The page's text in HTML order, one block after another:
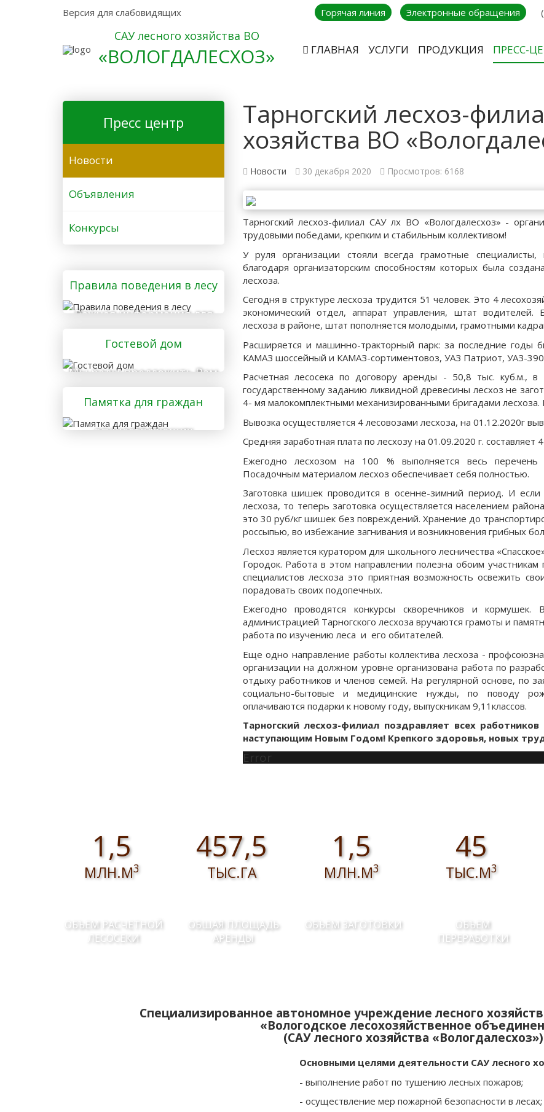
Версия для слабовидящих Горячая линия Электронные обращения
САУ лесного хозяйства ВО
«ВОЛОГДАЛЕСХОЗ» ГЛАВНАЯ УСЛУГИ ПРОДУКЦИЯ ПРЕСС-
Тарногский лесхоз-
хозяйства ВО
Новости 30 декабря 2020 Просмотров: 6168
Тарногский лесхоз-филиал САУ лх ВО «Вологдалесхоз» -
трудовыми победами, крепким и стабильным коллективом!
У руля организации стояли всегда грамотные
благодаря организаторским способностям которых была
лесхоза.
Сегодня в структуре лесхоза трудится 51 человек. Это 4
экономический отдел, аппарат управления, штат водителей.
лесхоза в районе, штат пополняется молодыми, грамотными
Расширяется и машинно-тракторный парк: за последние
КАМАЗ шоссейный и КАМАЗ-сортиментовоз, УАЗ Патриот, УАЗ-
Расчетная лесосека по договору аренды - 50,8 тыс. куб.м.,
государственному заданию ликвидной древесины лесхоз не
4- мя малокомплектными механизированными бригадами лесхоза.
Вывозка осуществляется 4 лесовозами лесхоза, на 01.12.2020г
Средняя заработная плата по лесхозу на 01.09.2020 г. составляет
Ежегодно лесхозом на 100 % выполняется весь перечень
Посадочным материалом лесхоз обеспечивает себя полностью.
Заготовка шишек проводится в осенне-зимний период. И
лесхоза, то теперь заготовка осуществляется населением
это 30 руб/кг шишек без повреждений. Хранение до
россыпью, во избежание загнивания и возникновения грибных
Лесхоз является куратором для школьного лесничества
Городок. Работа в этом направлении полезна обоим
специалистов лесхоза это приятная возможность освежить
порадовать своих подопечных.
Ежегодно проводятся конкурсы скворечников и кормушек.
администрацией Тарногского лесхоза вручаются грамоты и
работа по изучению леса и его обитателей.
Еще одно направление работы коллектива лесхоза -
организации на должном уровне организована работа по
отдыху работников и членов семей. На регулярной основе, по
социально-бытовые и медицинские нужды, по поводу
оплачиваются подарки к новому году, выпускникам 9,11классов.
Тарногский лесхоз-филиал поздравляет всех
наступающим Новым Годом! Крепкого здоровья, новых
Error
Пресс центр
Новости
Объявления
Конкурсы
Правила поведения в лесу
Важная информация для
тех, кто отправляется в
лес
Гостевой дом
Мы рады предложить Вам
услуги гостевого дома
Памятка для граждан
осуществляющих
1,5
МЛН.М3
ОБЪЕМ РАСЧЕТНОЙ
ЛЕСОСЕКИ
457,5
ТЫС.ГА
ОБЩАЯ ПЛОЩАДЬ
АРЕНДЫ
1,5
МЛН.М3
ОБЪЕМ ЗАГОТОВКИ
45
ТЫС.М3
ОБЪЕМ
ПЕРЕРАБОТКИ
Специализированное автономное учреждение лесного
«Вологодское лесохозяйственное
(САУ лесного хозяйства «Вологдалесхоз»)
Основными целями деятельности САУ лесного
- выполнение работ по тушению лесных пожаров;
- осуществление мер пожарной безопасности в лесах;